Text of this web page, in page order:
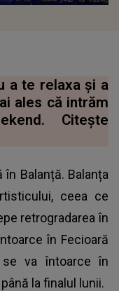
a te relaxa și a
ales că intrăm
Citește
Balanță. Balanța
ceea ce
retrogradarea în
în Fecioară
va întoarce în
la finalul lunii.